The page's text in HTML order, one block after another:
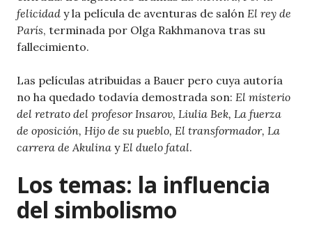
felicidad y la película de aventuras de salón El rey de
París, terminada por Olga Rakhmanova tras su
fallecimiento.
Las películas atribuidas a Bauer pero cuya autoría
no ha quedado todavía demostrada son: El misterio
del retrato del profesor Insarov, Liulia Bek, La fuerza
de oposición, Hijo de su pueblo, El transformador, La
carrera de Akulina yEl duelo fatal.
Los temas: la influencia
del simbolismo